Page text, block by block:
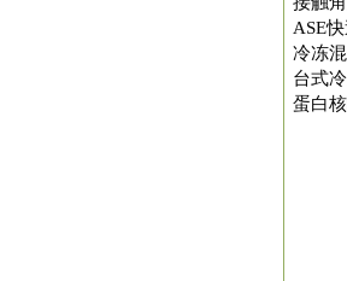
ASE
冷冻
台式
蛋白